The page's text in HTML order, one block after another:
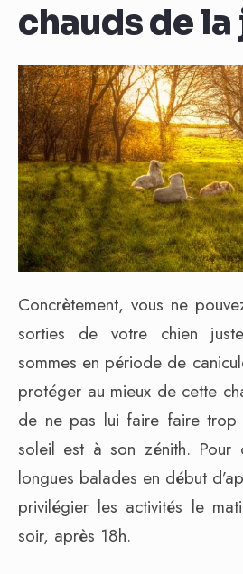
chauds de
Concrètement, vous ne
sorties de votre chien
sommes en période de
protéger au mieux de cette
de ne pas lui faire faire trop
soleil est à son zénith. Pour
longues balades en début
privilégier les activités le
soir, après 18h.